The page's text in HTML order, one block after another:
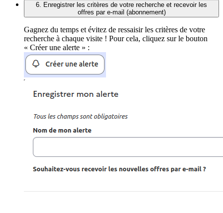
6. Enregistrer les critères de votre recherche et recevoir les
offres par e-mail (abonnement)
Gagnez du temps et évitez de ressaisir les critères de votre
recherche à chaque visite ! Pour cela, cliquez sur le bouton
« Créer une alerte » :